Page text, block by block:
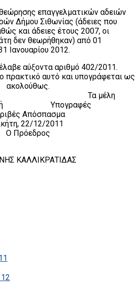
επαγγελματικών αδειών
Δήμου Σιθωνίας (άδειες που
και άδειες έτους 2007, οι
δεν θεωρήθηκαν) από 01
Ιανουαρίου 2012.
αύξοντα αριθμό 402/2011.
πρακτικό αυτό και υπογράφεται ως
ακολούθως.
Τα μέλη
Υπογραφές
Απόσπασμα
22/12/2011
Ο Πρόεδρος
ΚΑΛΛΙΚΡΑΤΙΔΑΣ